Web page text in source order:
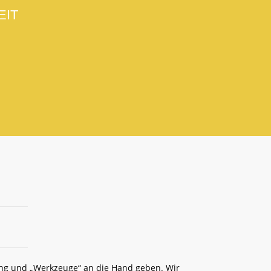
und „Werkzeuge“ an die Hand geben. Wir